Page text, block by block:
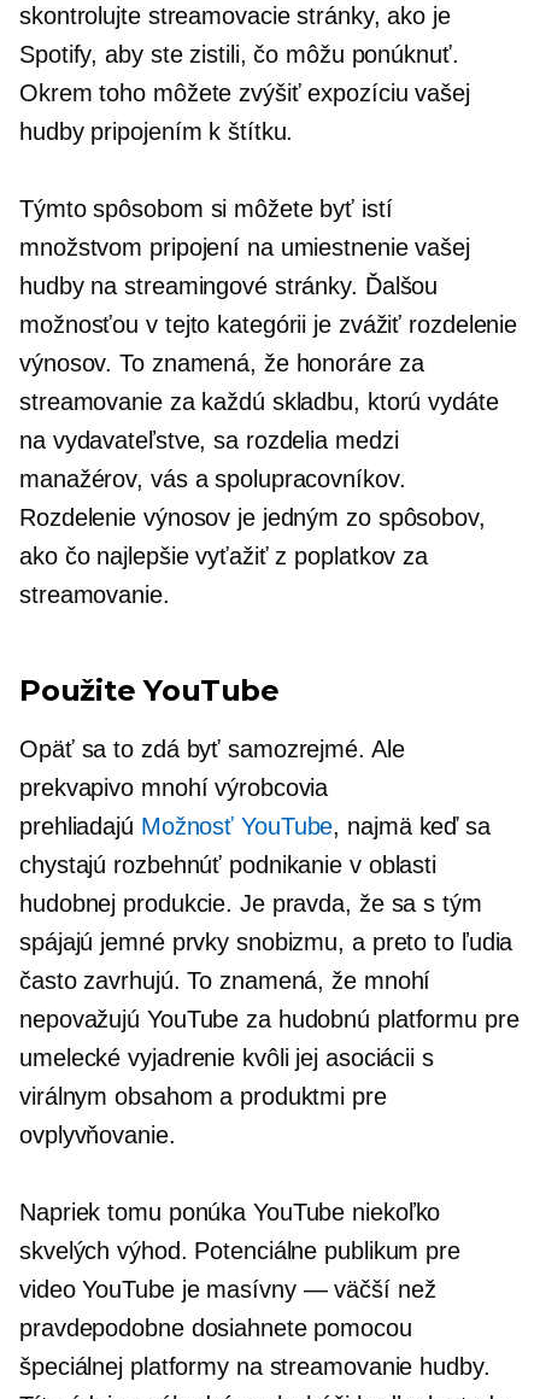
skontrolujte streamovacie stránky, ako je
Spotify, aby ste zistili, čo môžu ponúknuť.
Okrem toho môžete zvýšiť expozíciu vašej
hudby pripojením k štítku.
Týmto spôsobom si môžete byť istí
množstvom pripojení na umiestnenie vašej
hudby na streamingové stránky. Ďalšou
možnosťou v tejto kategórii je zvážiť rozdelenie
výnosov. To znamená, že honoráre za
streamovanie za každú skladbu, ktorú vydáte
na vydavateľstve, sa rozdelia medzi
manažérov, vás a spolupracovníkov.
Rozdelenie výnosov je jedným zo spôsobov,
ako čo najlepšie vyťažiť z poplatkov za
streamovanie.
Použite YouTube
Opäť sa to zdá byť samozrejmé. Ale
prekvapivo mnohí výrobcovia
prehliadajú Možnosť YouTube, najmä keď sa
chystajú rozbehnúť podnikanie v oblasti
hudobnej produkcie. Je pravda, že sa s tým
spájajú jemné prvky snobizmu, a preto to ľudia
často zavrhujú. To znamená, že mnohí
nepovažujú YouTube za hudobnú platformu pre
umelecké vyjadrenie kvôli jej asociácii s
virálnym obsahom a produktmi pre
ovplyvňovanie.
Napriek tomu ponúka YouTube niekoľko
skvelých výhod. Potenciálne publikum pre
video YouTube je masívny — väčšínež
pravdepodobne dosiahnete pomocou
špeciálnej platformy na streamovanie hudby.